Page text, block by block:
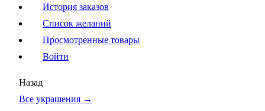
История заказов
Список желаний
Просмотренные товары
Войти
Назад
Все украшения →